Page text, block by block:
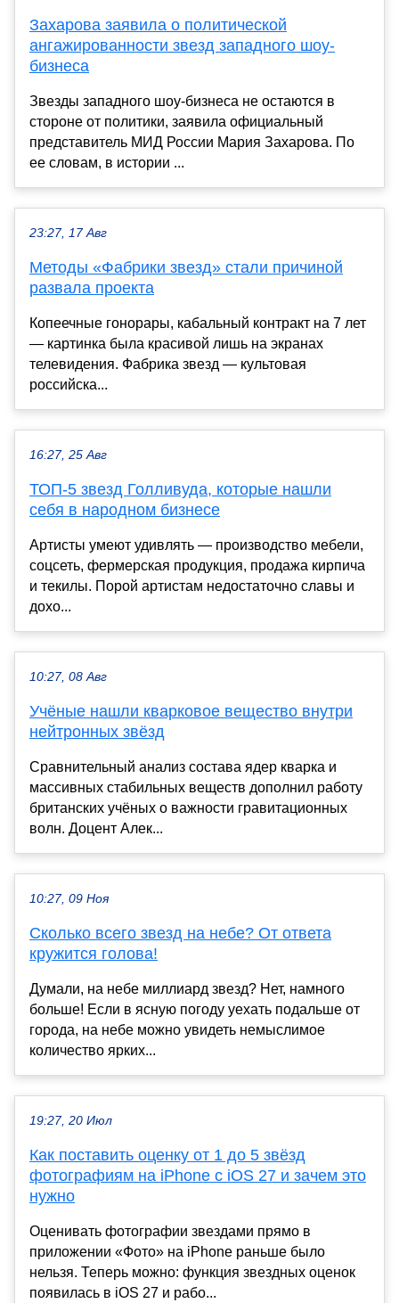
Захарова заявила о политической
ангажированности звезд западного шоу-
бизнеса
Звезды западного шоу-бизнеса не остаются в
стороне от политики, заявила официальный
представитель МИД России Мария Захарова. По
ее словам, в истории ...
23:27, 17 Авг
Методы «Фабрики звезд» стали причиной
развала проекта
Копеечные гонорары, кабальный контракт на 7 лет
— картинка была красивой лишь на экранах
телевидения. Фабрика звезд — культовая
российска...
16:27, 25 Авг
ТОП-5 звезд Голливуда, которые нашли
себя в народном бизнесе
Артисты умеют удивлять — производство мебели,
соцсеть, фермерская продукция, продажа кирпича
и текилы. Порой артистам недостаточно славы и
дохо...
10:27, 08 Авг
Учёные нашли кварковое вещество внутри
нейтронных звёзд
Сравнительный анализ состава ядер кварка и
массивных стабильных веществ дополнил работу
британских учёных о важности гравитационных
волн. Доцент Алек...
10:27, 09 Ноя
Сколько всего звезд на небе? От ответа
кружится голова!
Думали, на небе миллиард звезд? Нет, намного
больше! Если в ясную погоду уехать подальше от
города, на небе можно увидеть немыслимое
количество ярких...
19:27, 20 Июл
Как поставить оценку от 1 до 5 звёзд
фотографиям на iPhone с iOS 27 и зачем это
нужно
Оценивать фотографии звездами прямо в
приложении «Фото» на iPhone раньше было
нельзя. Теперь можно: функция звездных оценок
появилась в iOS 27 и рабо...